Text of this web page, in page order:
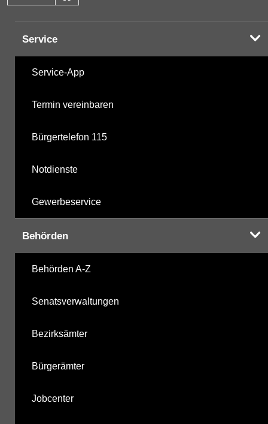
Service
Service-App
Termin vereinbaren
Bürgertelefon 115
Notdienste
Gewerbeservice
Behörden
Behörden A-Z
Senatsverwaltungen
Bezirksämter
Bürgerämter
Jobcenter